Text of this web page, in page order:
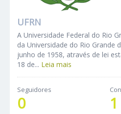
UFRN
A Universidade Federal do Rio
da Universidade do Rio Grande
junho de 1958, através de lei
18 de... Leia mais
Seguidores
0 1